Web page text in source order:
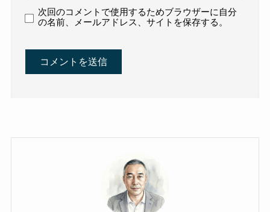
次回のコメントで使用するためブラウザーに自分
の名前、メールアドレス、サイトを保存する。